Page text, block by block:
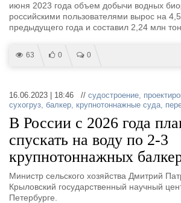
Пульс
Новости
Репутация
Журнал
Реклама
Доска
Продажа флота
Конференции
Выставки и семинары
Личности
Словарь
Флот
Форум
Отзывы
июня 2023 года объем добычи водных
российскими пользователями вырос на
предыдущего года и составил 2,24 млн
63 0 0
16.06.2023 | 18:46 // судостроение,
сухогруз, балкер, крупнотоннажные суда,
В России с 2026 года
спускать на воду по 2-3
крупнотоннажных
Министр сельского хозяйства Дмитрий
Крыловский государственный научный
Петербурге.